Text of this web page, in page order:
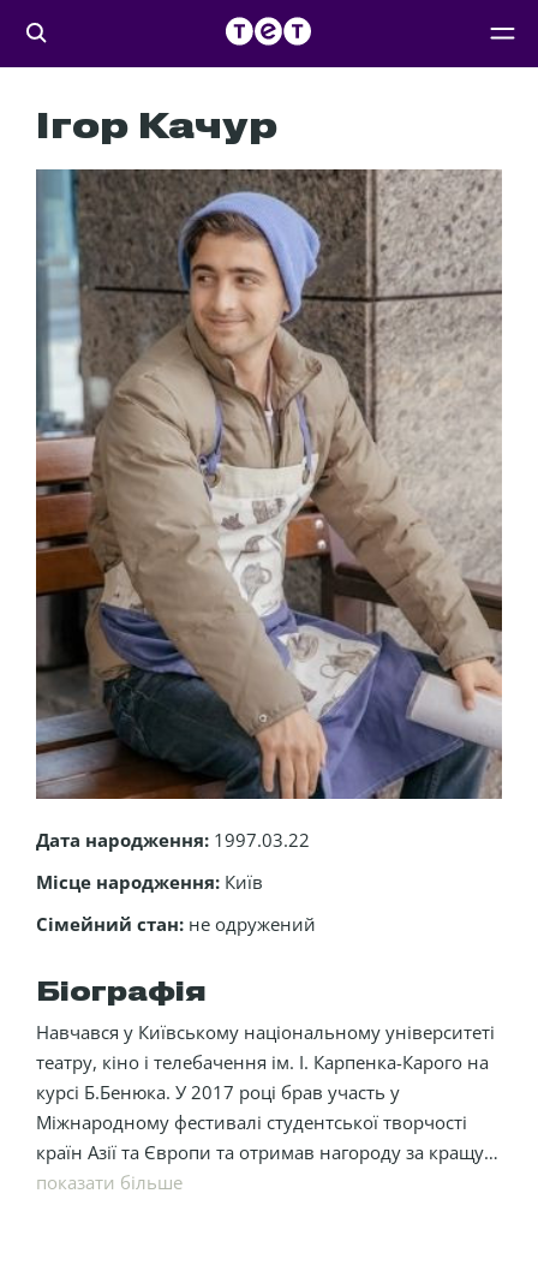
Ігор Качур
Дата народження: 1997.03.22
Місце народження: Київ
Сімейний стан: не одружений
Біографія
Навчався у Київському національному університеті
театру, кіно і телебачення ім. І. Карпенка-Карого на
курсі Б.Бенюка. У 2017 році брав участь у
Міжнародному фестивалі студентської творчості
країн Азії та Європи та отримав нагороду за кращу
чоловічу роль в постановці «Король Лір».
Починав творчий шлях із жанрів: детектив і
показати більше